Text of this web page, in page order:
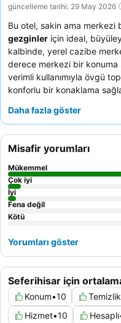
güncelleme tarihi: 29 May 2026
Bu otel, sakin ama merkezi
gezginler için ideal,
kalbinde, yerel cazibe
derece merkezi bir konuma
verimli kullanımıyla övgü
konforlu bir konaklama
vurgulamakta ve komşu bir
için misafirler bahçeye
Daha fazla göster
Seferihisar için
Konum•10 Temizlik
Hizmet•10 Hesaplı
Misafir yorumları
Mükemmel
Çok iyi
İyi
Fena değil
Kötü
Yorumları göster